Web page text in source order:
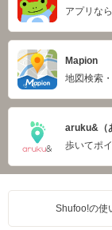
アプリな
Mapion
地図検索
aruku&（
歩いてポ
Shufoo!の使